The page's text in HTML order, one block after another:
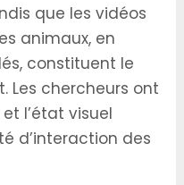
que les vidéos
animaux, en
constituent le
Les chercheurs ont
l’état visuel
d’interaction des